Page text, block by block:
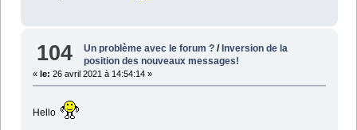
104 Un problème avec le forum ? / Inversion de la
position des nouveaux messages!
« le: 26 avril 2021 à 14:54:14 »
Hello